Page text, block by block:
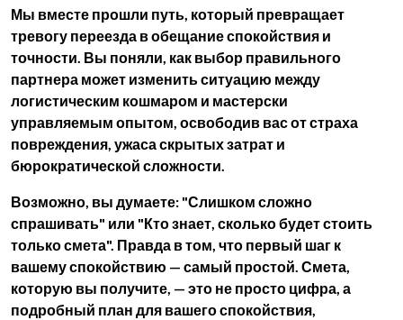
Мы вместе прошли путь, который превращает
тревогу переезда в обещание спокойствия и
точности. Вы поняли, как выбор правильного
партнера может изменить ситуацию между
логистическим кошмаром и мастерски
управляемым опытом, освободив вас отстраха
повреждения, ужаса скрытых затрат и
бюрократической сложности.
Возможно, вы думаете: "Слишком сложно
спрашивать" или "Кто знает, сколько будет стоить
только смета". Правда в том, что первый шаг к
вашему спокойствию — самый простой. Смета,
которую вы получите, — это не просто цифра, а
подробный план для вашего спокойствия,